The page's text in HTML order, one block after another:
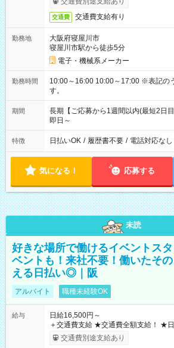
交通費 交通費支給有り
勤務地
大阪府寝屋川市
寝屋川市駅から徒歩5分
電子・機械系メーカー
勤務時間
10:00～16:00 10:00～17:00 ※表記のうち実働5時間から6時間で
す。
期間
長期【ご応募から1週間以内(最短2日
即日～
特徴 日払いOK / 履歴書不要 / 電話対応なし
気になる！ 応募する
未読
好きな場所で働けるイベントス
ベントも！来社不要！働いたそ
える日払い◎｜阪
アルバイト 職種未経験OK
給与
日給16,500円～
＋交通費支給 ★交通費全額支給！ ★日払いOK！（規定あり） ┗
働いたその日に現金GET♪ お仕事後
交通費別途支給あり